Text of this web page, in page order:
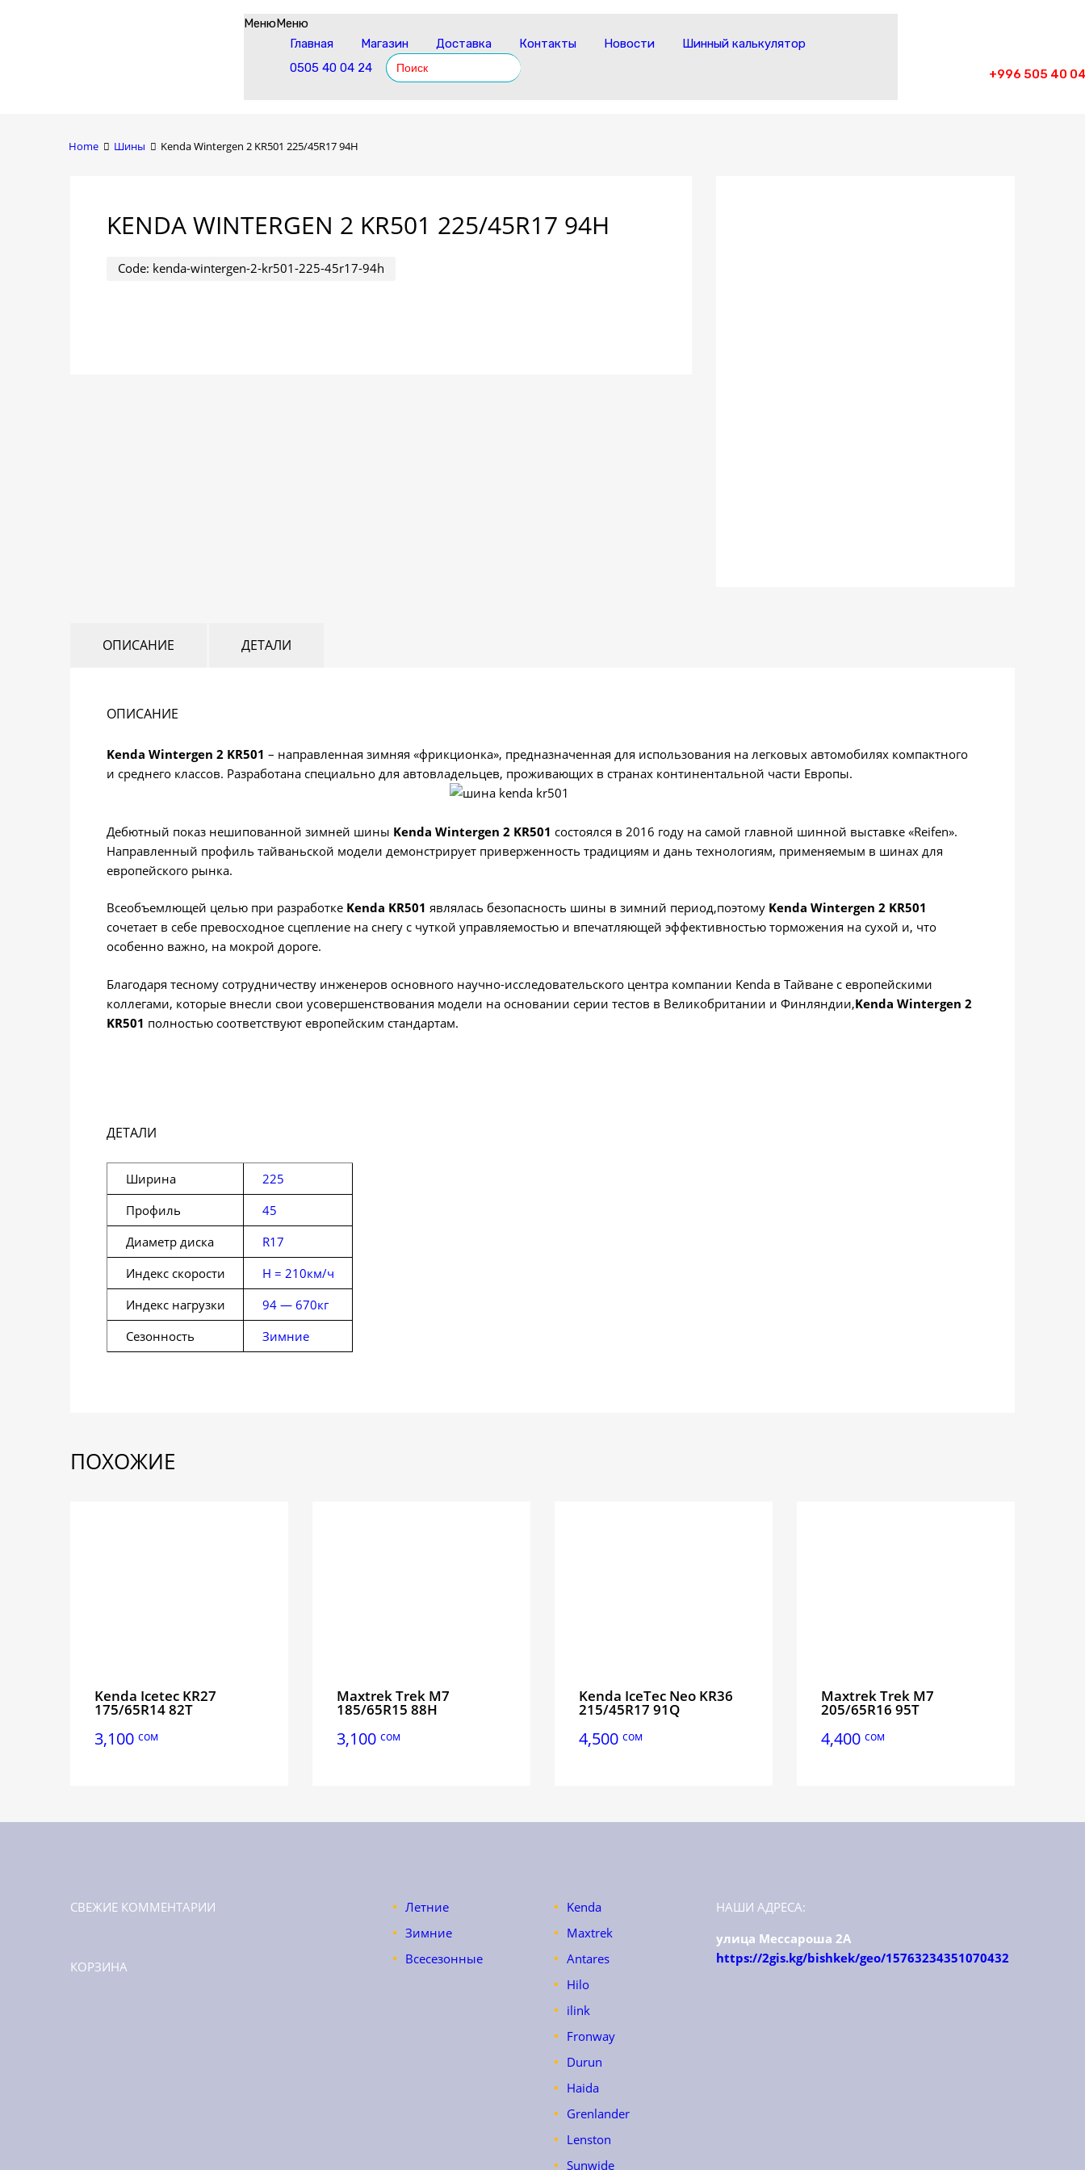
+996 505 40
Skip
МенюМеню
Главная
Магазин Доставка Контакты Новости
Шинный калькулятор
0505 40 04 24
Search
for:
Home Шины Kenda Wintergen 2 KR501 225/45R17 94H
KENDA WINTERGEN 2 KR501 225/45R17 94H
Code: kenda-wintergen-2-kr501-225-45r17-94h
ОПИСАНИЕ ДЕТАЛИ
ОПИСАНИЕ
Kenda Wintergen 2 KR501 – направленная зимняя «фрикционка», предназначенная для использования на легковых автомобилях компактного
и среднего классов. Разработана специально для автовладельцев, проживающих в странах континентальной части Европы.
Дебютный показ нешипованной зимней шины Kenda Wintergen 2 KR501 состоялся в 2016 году на самой главной шинной выставке «Reifen».
Направленный профиль тайваньской модели демонстрирует приверженность традициям и дань технологиям, применяемым в шинах для
европейского рынка.
Всеобъемлющей целью при разработке Kenda KR501 являлась безопасность шины в зимний период,поэтому Kenda Wintergen 2 KR501
сочетает в себе превосходное сцепление на снегу с чуткой управляемостью и впечатляющей эффективностью торможения на сухой и, что
особенно важно, на мокрой дороге.
Благодаря тесному сотрудничеству инженеров основного научно-исследовательского центра компании Kenda в Тайване с европейскими
коллегами, которые внесли свои усовершенствования модели на основании серии тестов в Великобритании и Финляндии,Kenda Wintergen 2
KR501 полностью соответствуют европейским стандартам.
ДЕТАЛИ
Ширина
225
Профиль
45
Диаметр диска
R17
Индекс скорости
H = 210км/ч
Индекс нагрузки
94 — 670кг
Сезонность
Зимние
ПОХОЖИЕ
Kenda Icetec KR27
175/65R14 82T
3,100 сом
Maxtrek Trek M7
185/65R15 88H
3,100 сом
Kenda IceTec Neo KR36
215/45R17 91Q
4,500 сом
Maxtrek Trek M7
205/65R16 95T
4,400 сом
СВЕЖИЕ КОММЕНТАРИИ
КОРЗИНА
Летние
Зимние
Всесезонные
Kenda
Maxtrek
Antares
Hilo
ilink
Fronway
Durun
Haida
Grenlander
Lenston
Sunwide
НАШИ АДРЕСА:
улица Мессароша 2А
https://2gis.kg/bishkek/geo/15763234351070432